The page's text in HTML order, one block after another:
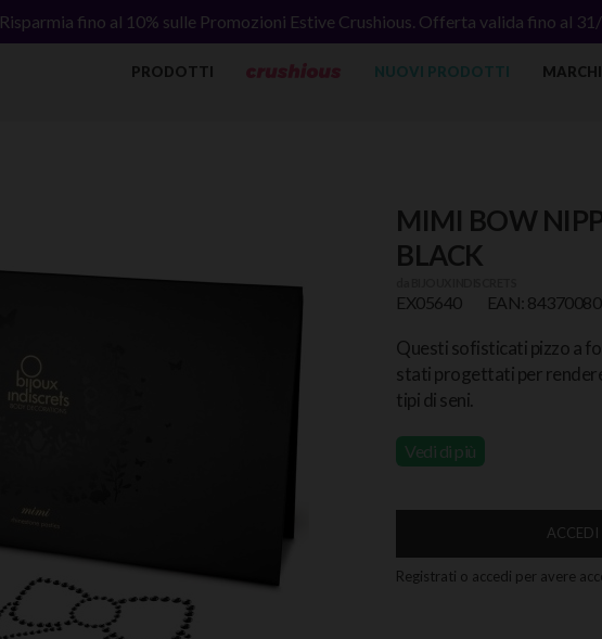
Risparmia fino al 10% sulle Promozioni Estive Crushious. Offerta valida fino al
PRODOTTI NUOVI PRODOTTI MARCHI
MIMI BOW
BLACK
EX05640 EAN:
Questi sofisticati pizzo a
stati progettati per
tipi di seni.
Vedi di più
ACCEDI
Registrati o accedi per avere